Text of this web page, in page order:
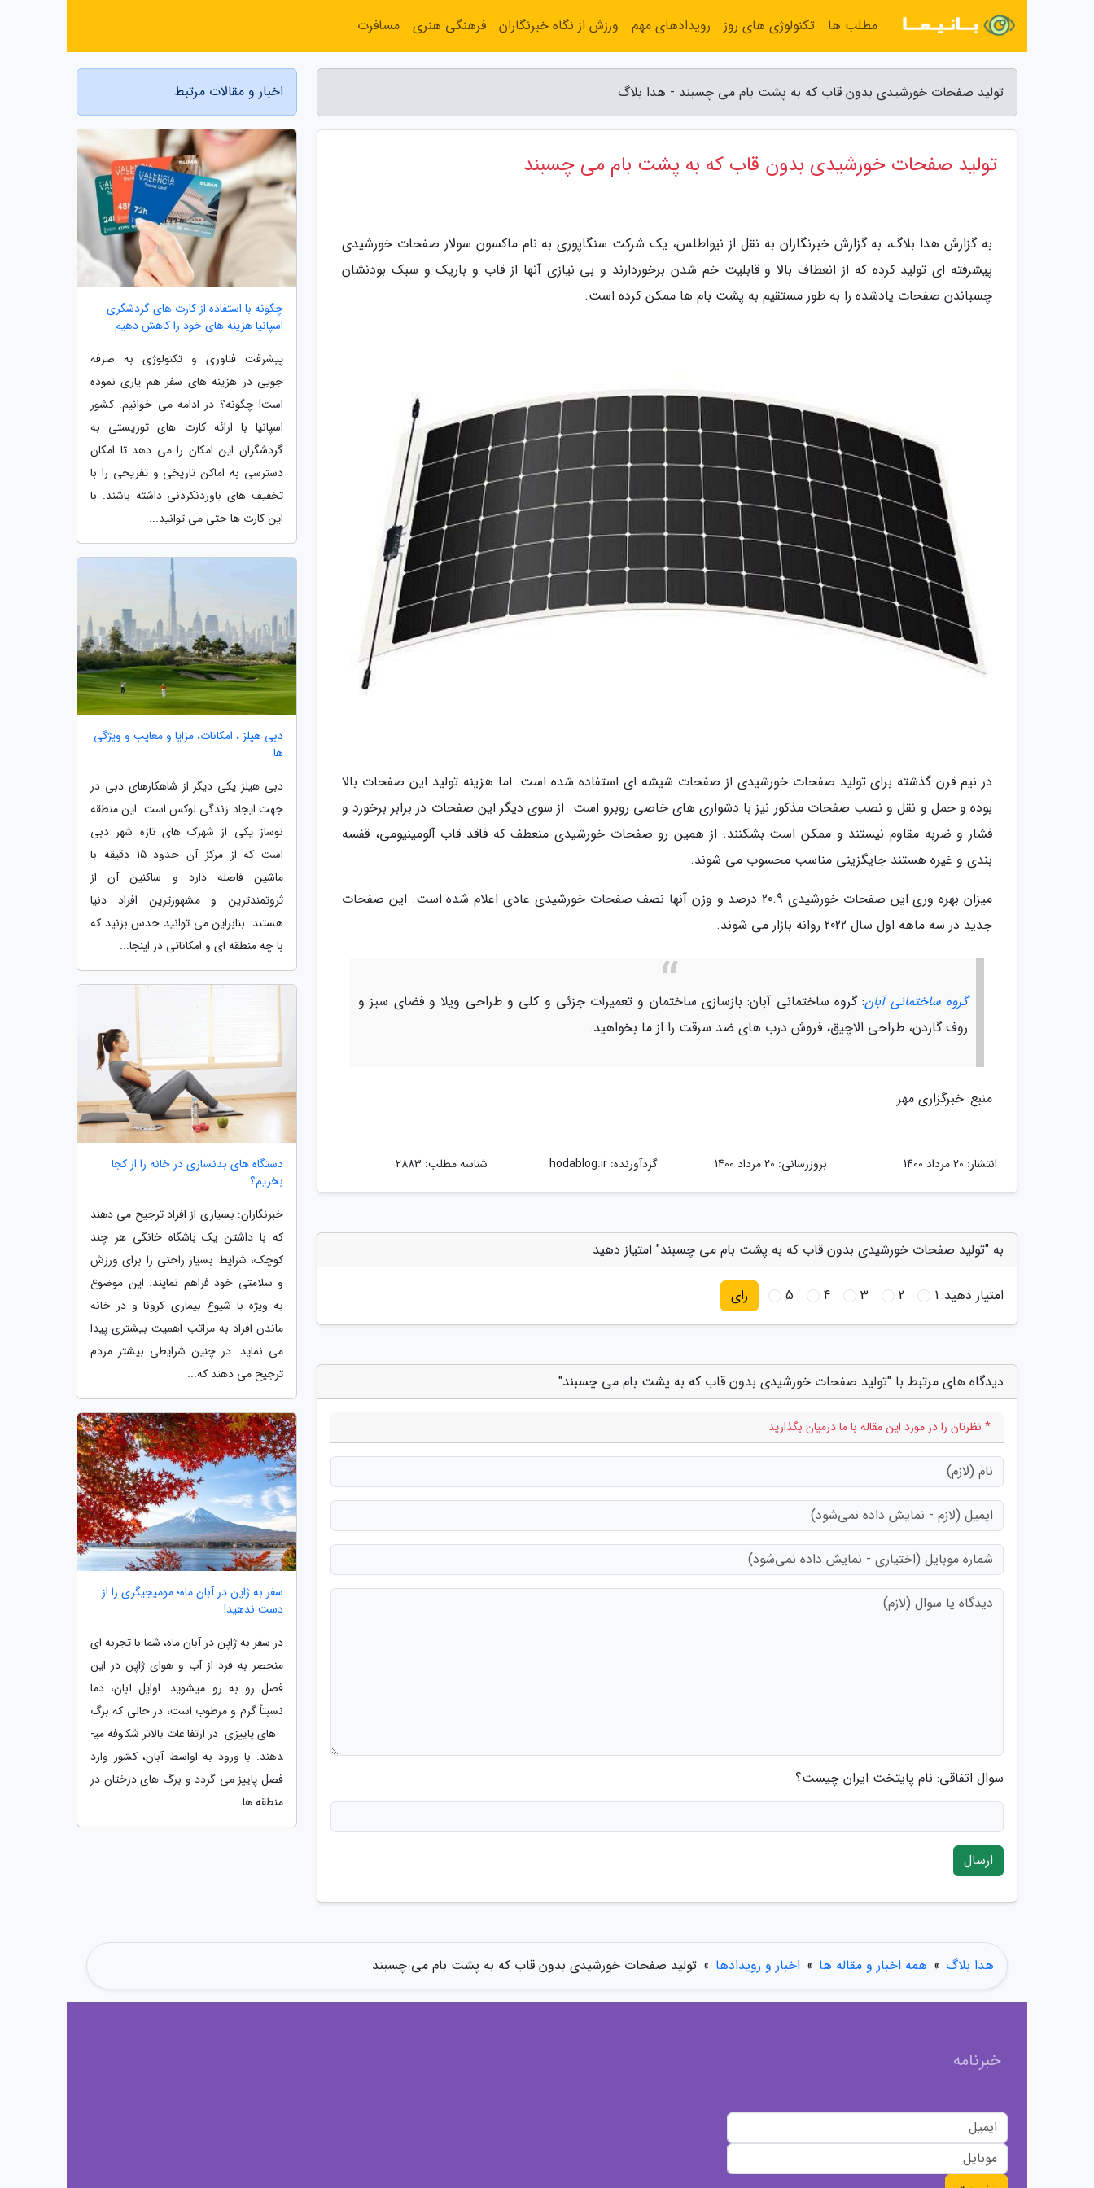
تولید صفحات خورشیدی بدون قاب که به پشت بام می چسبند - هدا بلاگ
تولید صفحات خورشیدی بدون قاب که به پشت بام می چسبند
به گزارش هدا بلاگ، به گزارش خبرنگاران به نقل از نیواطلس، یک شرکت سنگاپوری به نام ماکسون سولار صفحات خورشیدی
پیشرفته ای تولید کرده که از انعطاف بالا و قابلیت خم شدن برخوردارند و بی نیازی آنها از قاب و باریک و سبک بودنشان
چسباندن صفحات یادشده را به طور مستقیم به پشت بام ها ممکن کرده است.
در نیم قرن گذشته برای تولید صفحات خورشیدی از صفحات شیشه ای استفاده شده است. اما هزینه تولید این صفحات بالا
بوده و حمل و نقل و نصب صفحات مذکور نیز با دشواری های خاصی روبرو است. از سوی دیگر این صفحات در برابر برخورد و
فشار و ضربه مقاوم نیستند و ممکن است بشکنند. از همین رو صفحات خورشیدی منعطف که فاقد قاب آلومینیومی، قفسه
بندی و غیره هستند جایگزینی مناسب محسوب می شوند.
میزان بهره وری این صفحات خورشیدی 20.9 درصد و وزن آنها نصف صفحات خورشیدی عادی اعلام شده است. این صفحات
جدید در سه ماهه اول سال 2022 روانه بازار می شوند.
گروه ساختمانی آبان: گروه ساختمانی آبان: بازسازی ساختمان و تعمیرات جزئی و کلی و طراحی ویلا و فضای سبز و
روف گاردن، طراحی الاچیق، فروش درب های ضد سرقت را از ما بخواهید.
منبع: خبرگزاری مهر
انتشار: 20 مرداد 1400 بروزرسانی: 20 مرداد 1400 گردآورنده:hodablog.ir شناسه مطلب: 2883
به "تولید صفحات خورشیدی بدون قاب که به پشت بام می چسبند" امتیاز دهید
امتیاز دهید:1
2
3
4
5 رای
دیدگاه های مرتبط با "تولید صفحات خورشیدی بدون قاب که به پشت بام می چسبند"
* نظرتان را در مورد این مقاله با ما درمیان بگذارید
سوال اتفاقی: نام پایتخت ایران چیست؟
ارسال
اخبار و مقالات مرتبط
چگونه با استفاده از کارت های گردشگری
اسپانیا هزینه های خود را کاهش دهیم
پیشرفت فناوری و تکنولوژی به صرفه
جویی در هزینه های سفر هم یاری نموده
است! چگونه؟ در ادامه می خوانیم. کشور
اسپانیا با ارائه کارت های توریستی به
گردشگران این امکان را می دهد تا امکان
دسترسی به اماکن تاریخی و تفریحی را با
تخفیف های باوردنکردنی داشته باشند. با
این کارت ها حتی می توانید...
دبی هیلز ، امکانات، مزایا و معایب و ویژگی
ها
دبی هیلز یکی دیگر از شاهکارهای دبی در
جهت ایجاد زندگی لوکس است. این منطقه
نوساز یکی از شهرک های تازه شهر دبی
است که از مرکز آن حدود 15 دقیقه با
ماشین فاصله دارد و ساکنین آن از
ثروتمندترین و مشهورترین افراد دنیا
هستند. بنابراین می توانید حدس بزنید که
با چه منطقه ای و امکاناتی در اینجا...
دستگاه های بدنسازی در خانه را از کجا
بخریم؟
خبرنگاران: بسیاری از افراد ترجیح می دهند
که با داشتن یک باشگاه خانگی هر چند
کوچک، شرایط بسیار راحتی را برای ورزش
و سلامتی خود فراهم نمایند. این موضوع
به ویژه با شیوع بیماری کرونا و در خانه
ماندن افراد به مراتب اهمیت بیشتری پیدا
می نماید. در چنین شرایطی بیشتر مردم
ترجیح می دهند که...
سفر به ژاپن در آبان ماه؛ مومیجیگری را از
دست ندهید!
در سفر به ژاپن در آبان ماه، شما با تجربه ای
منحصر به فرد از آب و هوای ژاپن در این
فصل رو به رو می­شوید. اوایل آبان، دما
نسبتاً گرم و مرطوب است، در حالی که برگ
های پاییزی در ارتفاعات بالاتر شکوفه می­
دهند. با ورود به اواسط آبان، کشور وارد
فصل پاییز می گردد و برگ های درختان در
منطقه ها...
هدا بلاگ » همه اخبار و مقاله ها » اخبار و رویدادها » تولید صفحات خورشیدی بدون قاب که به پشت بام می چسبند
مطلب ها تکنولوژی های روز رویدادهای مهم ورزش از نگاه خبرنگاران فرهنگی هنری مسافرت
خبرنامه